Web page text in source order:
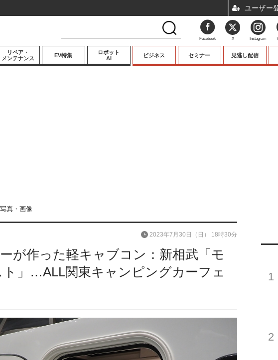
リペア・
メンテナンス
EV特集
ロボット
AI
ビジネス セミナー 見逃し配信
写真・画像
が作った軽キャブコン：新相武「モ
」…ALL関東キャンピングカーフェ
2023年7月30日（日） 18時30分
Facebook X Instagram
ユーザー